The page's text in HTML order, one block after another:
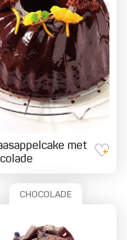
met
CHOCOLADE